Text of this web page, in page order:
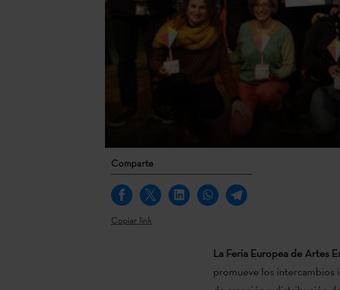
Comparte
Copiar link
La Feria Europea de Artes
promueve los intercambios